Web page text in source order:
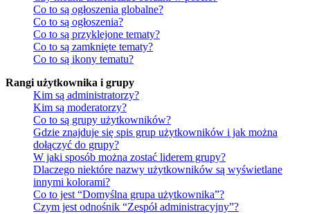
Co to są ogłoszenia globalne?
Co to są ogłoszenia?
Co to są przyklejone tematy?
Co to są zamknięte tematy?
Co to są ikony tematu?
Rangi użytkownika i grupy
Kim są administratorzy?
Kim są moderatorzy?
Co to są grupy użytkowników?
Gdzie znajduje się spis grup użytkowników i jak można
dołączyć do grupy?
W jaki sposób można zostać liderem grupy?
Dlaczego niektóre nazwy użytkowników są wyświetlane
innymi kolorami?
Co to jest “Domyślna grupa użytkownika”?
Czym jest odnośnik “Zespół administracyjny”?